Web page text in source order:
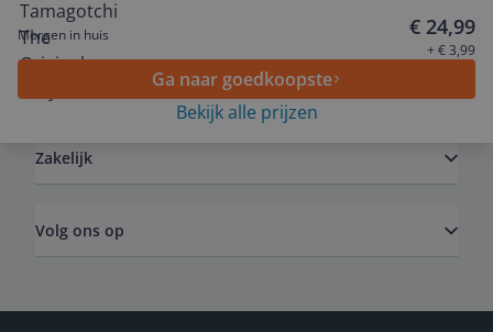
Morgen in huis € 24,99
+ € 3,99
Ga naar goedkoopste
Bekijk alle prijzen
Service
Zakelijk
Volg ons op